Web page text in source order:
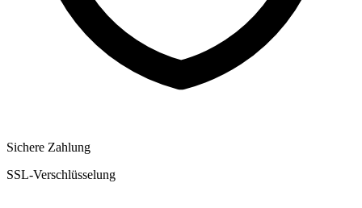
Sichere Zahlung
SSL-Verschlüsselung